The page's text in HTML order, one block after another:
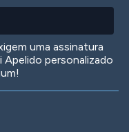
uma assinatura
Apelido personalizado